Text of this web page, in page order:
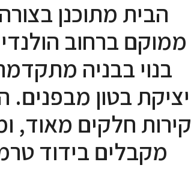
הבית מתוכנן
ממוקם ברחוב
יציקת בטון מבפנים.
קירות חלקים מאוד,
מקבלים בידוד